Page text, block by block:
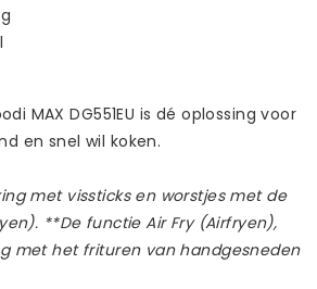
MAX DG551EU is dé oplossing voor
en snel wil koken.
met vissticks en worstjes met de
**De functie Air Fry (Airfryen),
met het frituren van handgesneden